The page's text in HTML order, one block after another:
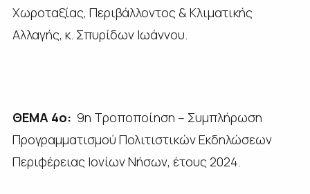
Χωροταξίας, Περιβάλλοντος & Κλιματικής
Αλλαγής, κ. Σπυρίδων Ιωάννου.
ΘΕΜΑ 4ο: 9η Τροποποίηση – Συμπλήρωση
Προγραμματισμού Πολιτιστικών Εκδηλώσεων
Περιφέρειας Ιονίων Νήσων, έτους 2024.